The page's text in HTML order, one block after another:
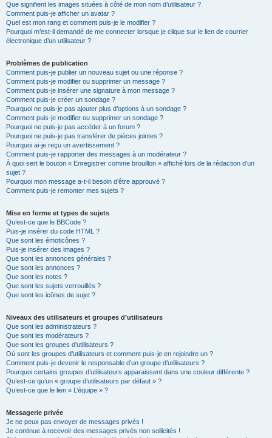
Que signifient les images situées à côté de mon nom d’utilisateur ?
Comment puis-je afficher un avatar ?
Quel est mon rang et comment puis-je le modifier ?
Pourquoi m’est-il demandé de me connecter lorsque je clique sur le lien de courrier
électronique d’un utilisateur ?
Problèmes de publication
Comment puis-je publier un nouveau sujet ou une réponse ?
Comment puis-je modifier ou supprimer un message ?
Comment puis-je insérer une signature à mon message ?
Comment puis-je créer un sondage ?
Pourquoi ne puis-je pas ajouter plus d’options à un sondage ?
Comment puis-je modifier ou supprimer un sondage ?
Pourquoi ne puis-je pas accéder à un forum ?
Pourquoi ne puis-je pas transférer de pièces jointes ?
Pourquoi ai-je reçu un avertissement ?
Comment puis-je rapporter des messages à un modérateur ?
À quoi sert le bouton « Enregistrer comme brouillon » affiché lors de la rédaction d’un
sujet ?
Pourquoi mon message a-t-il besoin d’être approuvé ?
Comment puis-je remonter mes sujets ?
Mise en forme et types de sujets
Qu’est-ce que le BBCode ?
Puis-je insérer du code HTML ?
Que sont les émoticônes ?
Puis-je insérer des images ?
Que sont les annonces générales ?
Que sont les annonces ?
Que sont les notes ?
Que sont les sujets verrouillés ?
Que sont les icônes de sujet ?
Niveaux des utilisateurs et groupes d’utilisateurs
Que sont les administrateurs ?
Que sont les modérateurs ?
Que sont les groupes d’utilisateurs ?
Où sont les groupes d’utilisateurs et comment puis-je en rejoindre un ?
Comment puis-je devenir le responsable d’un groupe d’utilisateurs ?
Pourquoi certains groupes d’utilisateurs apparaissent dans une couleur différente ?
Qu’est-ce qu’un « groupe d’utilisateurs par défaut » ?
Qu’est-ce que le lien « L’équipe » ?
Messagerie privée
Je ne peux pas envoyer de messages privés !
Je continue à recevoir des messages privés non sollicités !